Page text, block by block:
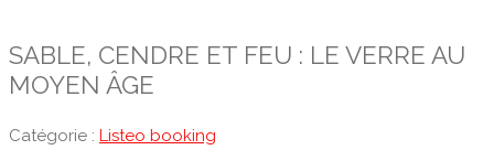
SABLE, CENDRE ET FEU : LE VERRE AU
MOYEN ÂGE
Catégorie : Listeo booking